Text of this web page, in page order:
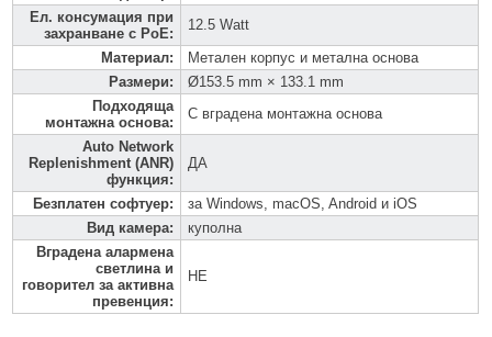
Ел. консумация при
захранване с PoE:
12.5 Watt
Материал:
Метален корпус и метална основа
Размери:
Ø153.5 mm × 133.1 mm
Подходяща
монтажна основа:
С вградена монтажна основа
Auto Network
Replenishment (ANR)
функция:
ДА
Безплатен софтуер:
за Windows, macOS, Android и iOS
Вид камера:
куполна
Вградена алармена
светлина и
говорител за активна
превенция:
НЕ